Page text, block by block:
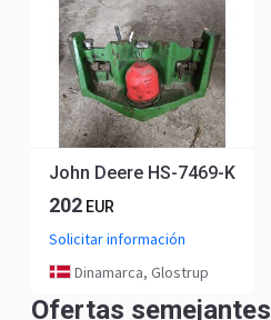
John Deere HS-7469-K
202 EUR
Solicitar información
Dinamarca, Glostrup
Ofertas semejantes